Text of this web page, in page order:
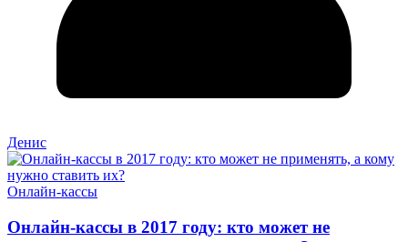
Денис
Онлайн-кассы
Онлайн-кассы в 2017 году: кто может не